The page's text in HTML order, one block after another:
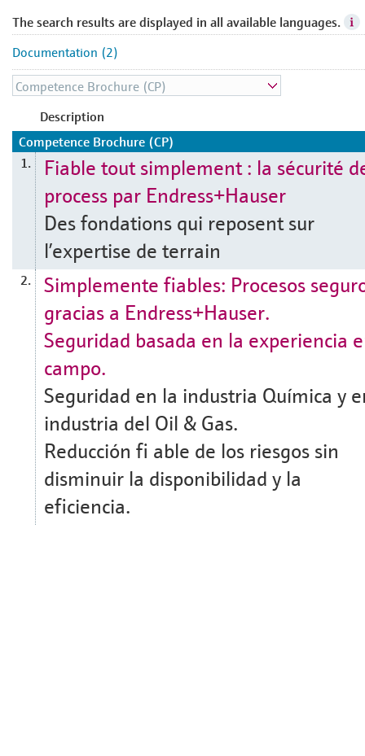
The search results are displayed in all available languages.
Documentation (2)
Description
Competence Brochure (CP)
1.
Fiable tout simplement : la sécurité
process par Endress+Hauser
Des fondations qui reposent sur
l’expertise de terrain
2.
Simplemente fiables: Procesos
gracias a Endress+Hauser.
Seguridad basada en la experiencia
campo.
Seguridad en la industria Química y
industria del Oil & Gas.
Reducción fi able de los riesgos sin
disminuir la disponibilidad y la
eficiencia.